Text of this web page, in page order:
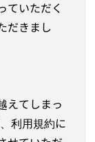
ていただく
だきまし
えてしまっ
利用規約に